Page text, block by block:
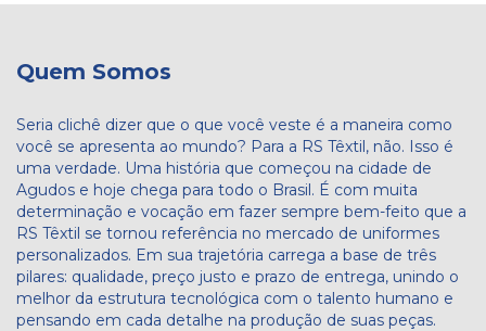
Quem Somos
Seria clichê dizer que o que você veste é a maneira como
você se apresenta ao mundo? Para a RS Têxtil, não. Isso é
uma verdade. Uma história que começou na cidade de
Agudos e hoje chega para todo o Brasil. É com muita
determinação e vocação em fazer sempre bem-feito que a
RS Têxtil se tornou referência no mercado de uniformes
personalizados. Em sua trajetória carrega a base de três
pilares: qualidade, preço justo e prazo de entrega, unindo o
melhor da estrutura tecnológica com o talento humano e
pensando em cada detalhe na produção de suas peças.